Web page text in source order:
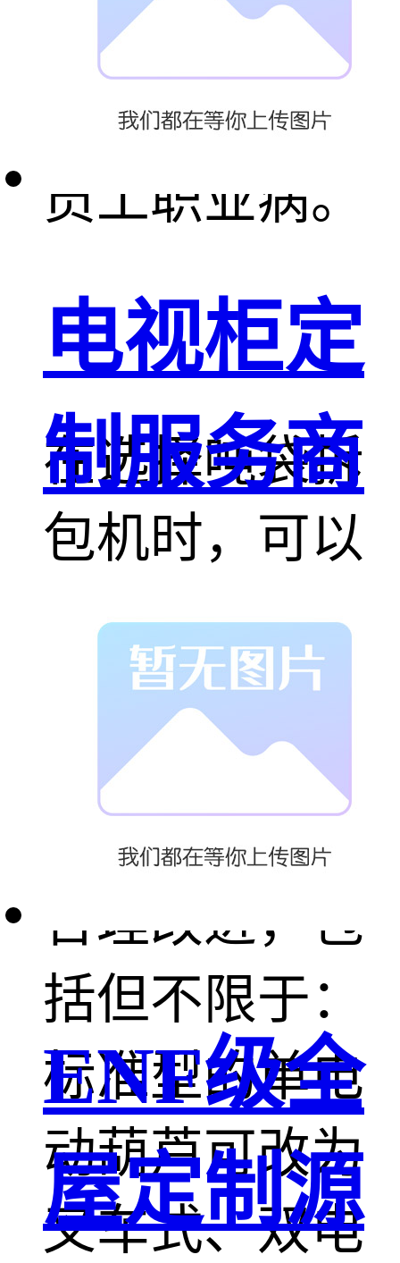
工体力劳动；
粉尘少，减少
员工职业病。
在选择吨袋拆
包机时，可以
根据具体的物
料特性、生产
工艺和场地条
件等因素进行
合理改进，包
括但不限于：
标准型的单电
动葫芦可改为
叉车式、双电
电视柜定
制服务商
ENF级全
屋定制源